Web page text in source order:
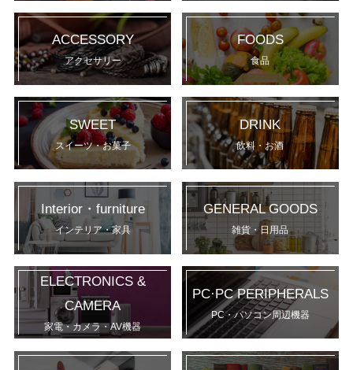
ACCESSORY
アクセサリー
FOODS
食品
SWEET
スイーツ・お菓子
DRINK
飲料・お酒
Interior・furniture
インテリア・家具
GENERAL GOODS
雑貨・日用品
ELECTRONICS &
CAMERA
家電・カメラ・AV機器
PC·PC PERIPHERALS
PC・パソコン周辺機器